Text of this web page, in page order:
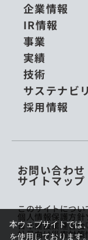
本ウェブサイトでは
を使用しております
企業情報
IR情報
事業
実績
技術
サステナビ
採用情報
お問い合わせ
サイトマップ
このサイトについ
個人情報保護方針
日本建設業連合会
社員向け災害対策